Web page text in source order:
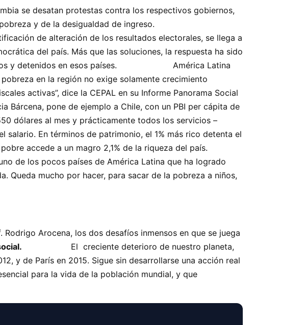
se desatan protestas contra los respectivos gobiernos,
de la pobreza y de la desigualdad de ingreso.
resultados electorales, se llega a
del país. Más que las soluciones, la respuesta ha sido
heridos y detenidos en esos países. América Latina
en la región no exige solamente crecimiento
activas”, dice la CEPAL en su Informe Panorama Social
Bárcena, pone de ejemplo a Chile, con un PBI per cápita de
dólares al mes y prácticamente todos los servicios –
En términos de patrimonio, el 1% más rico detenta el
pobre accede a un magro 2,1% de la riqueza del país.
Latina que ha logrado
Queda mucho por hacer, para sacar de la pobreza a niños,
Arocena, los dos desafíos inmensos en que se juega
social. El creciente deterioro de nuestro planeta,
y de París en 2015. Sigue sin desarrollarse una acción real
para la vida de la población mundial, y que